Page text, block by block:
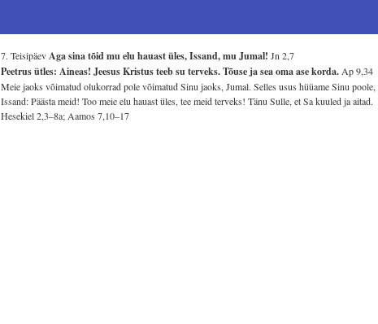
7. TeisipäevAga sina tõid mu elu hauast üles, Issand, mu Jumal!Jn 2,7
Peetrus ütles: Aineas! Jeesus Kristus teeb su terveks. Tõuse ja sea oma ase korda.Ap 9,34
Meie jaoks võimatud olukorrad pole võimatud Sinu jaoks, Jumal. Selles usus hüüame Sinu poole,
Issand: Päästa meid! Too meie elu hauast üles, tee meid terveks! Tänu Sulle, et Sa kuuled ja aitad.
Hesekiel 2,3–8a; Aamos 7,10–17